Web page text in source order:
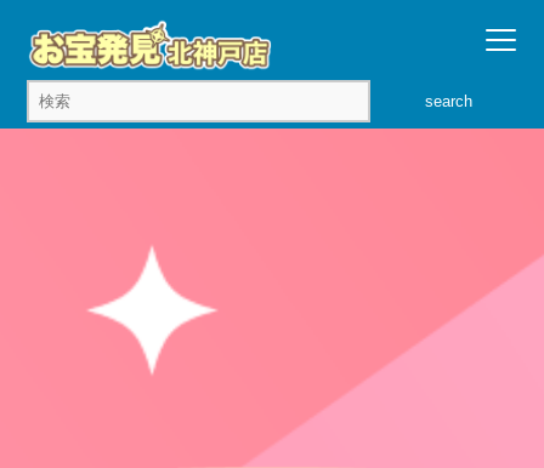
search